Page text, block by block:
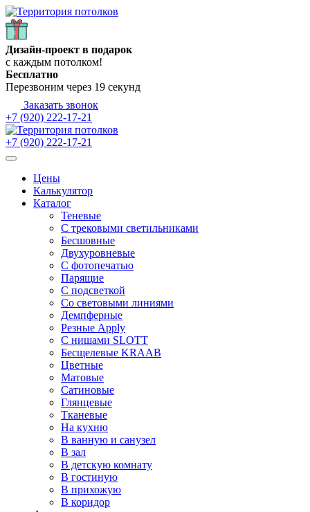
Дизайн-проект в подарок
с каждым потолком!
Бесплатно
Перезвоним через 19 секунд
Заказать звонок
+7 (920) 222-17-21
+7 (920) 222-17-21
Цены
Калькулятор
Каталог
Теневые
С трековыми светильниками
Бесшовные
Двухуровневые
С фотопечатью
Парящие
С подсветкой
Со световыми линиями
Демпферные
Резные Apply
С нишами SLOTT
Бесщелевые KRAAB
Цветные
Матовые
Сатиновые
Глянцевые
Тканевые
На кухню
В ванную и санузел
В зал
В детскую комнату
В гостиную
В прихожую
В коридор